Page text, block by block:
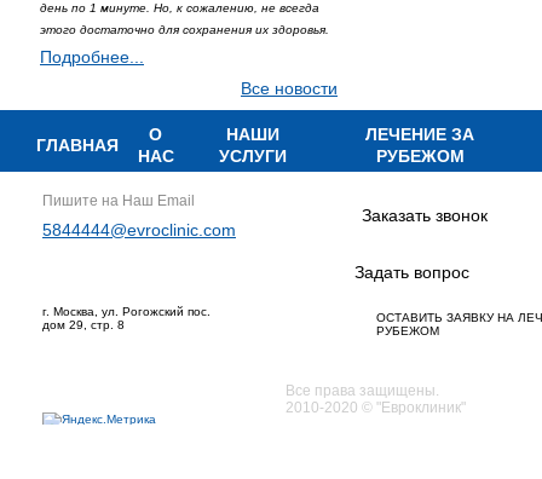
день по 1 минуте. Но, к сожалению, не всегда
этого достаточно для сохранения их здоровья.
Подробнее...
Все новости
ГЛАВНАЯ
О
НАС
НАШИ
УСЛУГИ
ЛЕЧЕНИЕ ЗА
РУБЕЖОМ
Пишите на Наш Email
5844444@evroclinic.com
Заказать звонок
Задать вопрос
ОСТАВИТЬ ЗАЯВКУ НА
РУБЕЖОМ
г. Москва, ул. Рогожский пос.
дом 29, стр. 8
Все права защищены.
2010-2020 © "Евроклиник"